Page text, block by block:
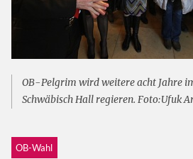
OB-Pelgrim wird weitere acht Jahre
Schwäbisch Hall regieren. Foto:Ufuk
OB-Wahl